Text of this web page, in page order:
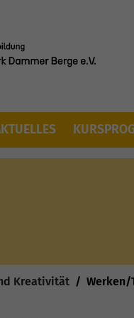
Kreativität Werken/